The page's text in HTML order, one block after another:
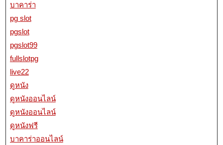
บาคาร่า
pg slot
pgslot
pgslot99
fullslotpg
live22
ดูหนัง
ดูหนังออนไลน์
ดูหนังออนไลน์
ดูหนังฟรี
บาคาร่าออนไลน์